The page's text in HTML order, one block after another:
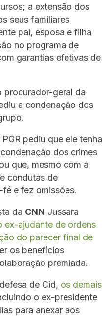
a extensão dos
seus familiares
pai, esposa e filha
no programa de
garantias efetivas de
procurador-geral da
a condenação dos
pediu que ele tenha
dos crimes
que, mesmo com a
condutas de
e fez omissões.
da CNN Jussara
ex-ajudante de ordens
do parecer final de
os benefícios
premiada.
de Cid, os demais
o ex-presidente
para anexar aos